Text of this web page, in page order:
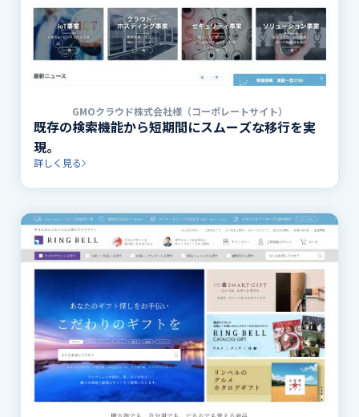
GMOクラウド株式会社様（コーポレートサイト）
既存の検索機能から短期間にスムーズな移行を実
現。
詳しく見る